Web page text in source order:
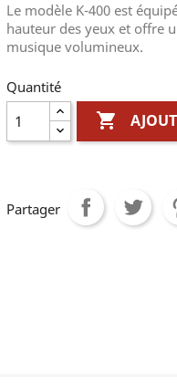
Le modèle K-400 est
hauteur des yeux et offre
musique volumineux.
Quantité

Partager